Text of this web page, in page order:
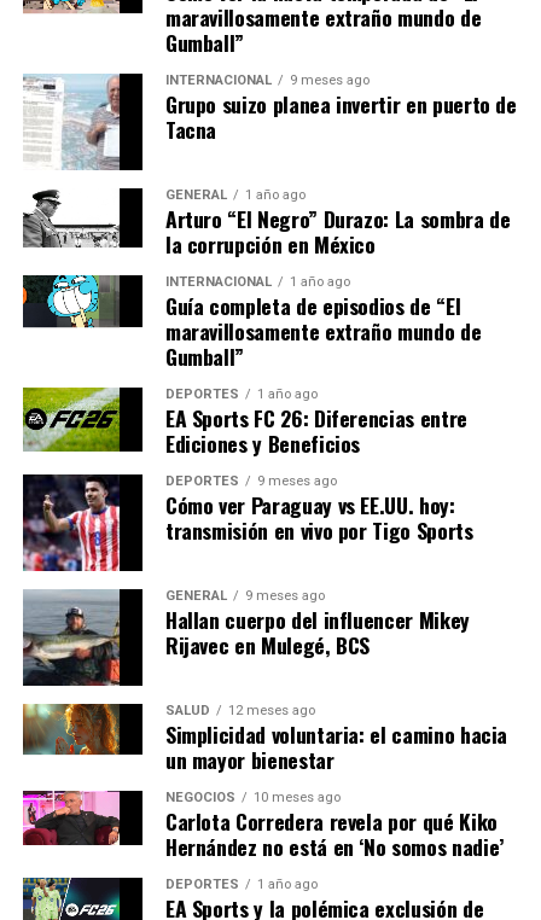
El Futuro de Valls y Fox Sports
Mirando hacia el futuro, Valls ha asegurado que
continuará en los medios de comunicación, llevando su
pasión por el deporte a nuevas audiencias. Su salida de
carrera, sino el comienzo de un nuevo capítulo.“Me voy
en paz, agradecido, porque cuando la historia es tan
abierta la puerta a nuevas oportunidades.
Por su parte, Fox Sports deberá afrontar el reto de
deportiva, especialmente en un año tan crucial como
2026. La cadena tendrá que innovar y adaptarse para
busca llenar el vacío dejado por Valls y otros talentos
que han partido.
Con el mundo deportivo en constante evolución, tanto
Valls como Fox Sports se enfrentan a un futuro lleno de
posibilidades y desafíos. Será interesante ver cómo
ambas partes navegan esta nueva etapa en sus
respectivas trayectorias.
NOTICIAS RELACIONADAS:
SIGUIENTE
Tony Valls deja Fox Sports: “Me voy en paz”
Tony Valls deja Fox Sports: “Me voy en paz y agradecido”
maravillosamente extraño mundo de
Gumball”
INTERNACIONAL 9 meses ago
Grupo suizo planea invertir en puerto de
Tacna
GENERAL 1 año ago
Arturo “El Negro” Durazo: La sombra de
la corrupción en México
INTERNACIONAL 1 año ago
Guía completa de episodios de “El
maravillosamente extraño mundo de
Gumball”
DEPORTES 1 año ago
EA Sports FC 26: Diferencias entre
Ediciones y Beneficios
DEPORTES 9 meses ago
Cómo ver Paraguay vs EE.UU. hoy:
transmisión en vivo por Tigo Sports
GENERAL 9 meses ago
Hallan cuerpo del influencer Mikey
Rijavec en Mulegé, BCS
SALUD 12 meses ago
Simplicidad voluntaria: el camino hacia
un mayor bienestar
NEGOCIOS 10 meses ago
Carlota Corredera revela por qué Kiko
Hernández no está en ‘No somos nadie’
DEPORTES 1 año ago
EA Sports y la polémica exclusión de